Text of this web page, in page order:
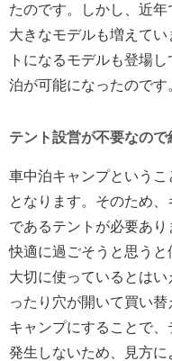
たのです。しかし、近
大きなモデルも増えて
トになるモデルも登場
泊が可能になったのです
テント設営が不要なので
車中泊キャンプという
となります。そのため
であるテントが必要あり
快適に過ごそうと思うと
大切に使っているとは
ったり穴が開いて買い
キャンプにすることで
発生しないため、見方